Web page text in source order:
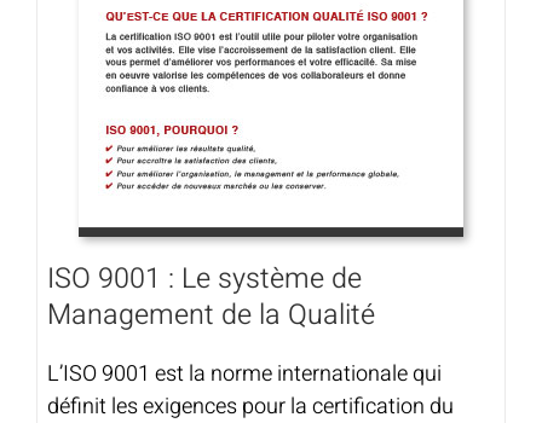
ISO 9001 : Le système de
Management de la Qualité
L’ISO 9001 est la norme internationale qui
définit les exigences pour la certification du